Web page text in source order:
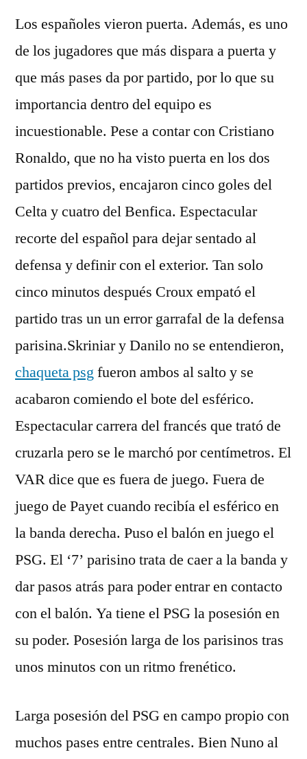
Los españoles vieron puerta. Además, es uno
de los jugadores que más dispara a puerta y
que más pases da por partido, por lo que su
importancia dentro del equipo es
incuestionable. Pese a contar con Cristiano
Ronaldo, que no ha visto puerta en los dos
partidos previos, encajaron cinco goles del
Celta y cuatro del Benfica. Espectacular
recorte del español para dejar sentado al
defensa y definir con el exterior. Tan solo
cinco minutos después Croux empató el
partido tras un un error garrafal de la defensa
parisina.Skriniar y Danilo no se entendieron,
chaqueta psgfueron ambos al salto y se
acabaron comiendo el bote del esférico.
Espectacular carrera del francés que trató de
cruzarla pero se le marchó por centímetros. El
VAR dice que es fuera de juego. Fuera de
juego de Payet cuando recibía el esférico en
la banda derecha. Puso el balón en juego el
PSG. El ‘7’ parisino trata de caer a la banda y
dar pasos atrás para poder entrar en contacto
con el balón. Ya tiene el PSG la posesión en
su poder. Posesión larga de los parisinos tras
unos minutos con un ritmo frenético.
Larga posesión del PSG en campo propio con
muchos pases entre centrales. Bien Nuno al